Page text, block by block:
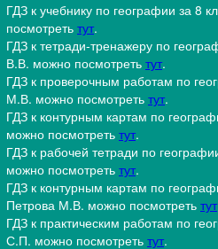
ГДЗ к учебнику по географии за 8
посмотреть тут.
ГДЗ к тетради-тренажеру по
В.В. можно посмотреть тут.
ГДЗ к проверочным работам по
М.В. можно посмотреть тут.
ГДЗ к контурным картам по
можно посмотреть тут.
ГДЗ к рабочей тетради по
можно посмотреть тут.
ГДЗ к контурным картам по
Петрова М.В. можно посмотреть тут
ГДЗ к практическим работам по
С.П. можно посмотреть тут.